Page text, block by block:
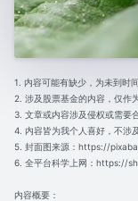
1. 内容可能有缺少，为未到时
2. 涉及股票基金的内容，仅作
3. 文章或内容涉及侵权或需要
4. 内容皆为我个人喜好，不涉
5. 封面图来源：https://
6. 全平台科学上网：https://
内容概要：